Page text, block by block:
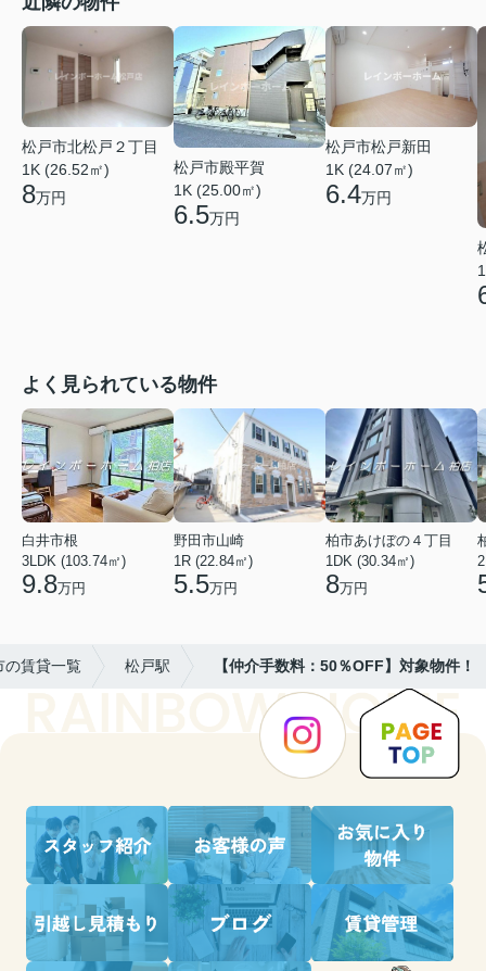
松戸市北松戸２丁目
1K (26.52㎡)
8万円
松戸市殿平賀
1K (25.00㎡)
6.5万円
松戸市松戸新田
1K (24.07㎡)
6.4万円
よく見られている物件
白井市根
3LDK (103.74㎡)
9.8万円
野田市山崎
1R (22.84㎡)
5.5万円
柏市あけぼの４丁目
1DK (30.34㎡)
8万円
の賃貸一覧 松戸駅 【仲介手数料：50％OFF】対象物件！